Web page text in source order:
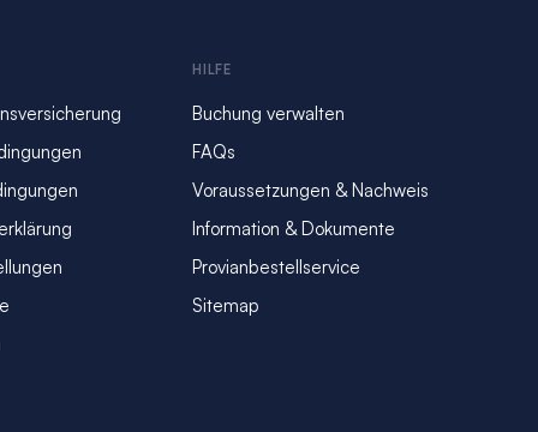
HILFE
Buchung verwalten
FAQs
Voraussetzungen & Nachweis
Information & Dokumente
Provianbestellservice
Sitemap